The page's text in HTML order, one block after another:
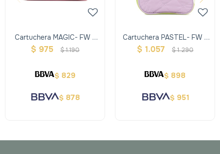
Cartuchera MAGIC- FW -
Rosa
$ 975 $1.190
$ 829
$ 878
Cartuchera PASTEL- FW -
Violeta
$ 1.057 $1.290
$ 898
$ 951